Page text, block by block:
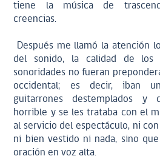
tiene la música de
creencias.
Después me llamó la atención
del sonido, la calidad de los
sonoridades no fueran
occidental; es decir, iban
guitarrones destemplados y
horrible y se les trataba con el
al servicio del espectáculo, ni
ni bien vestido ni nada, sino
oración en voz alta.